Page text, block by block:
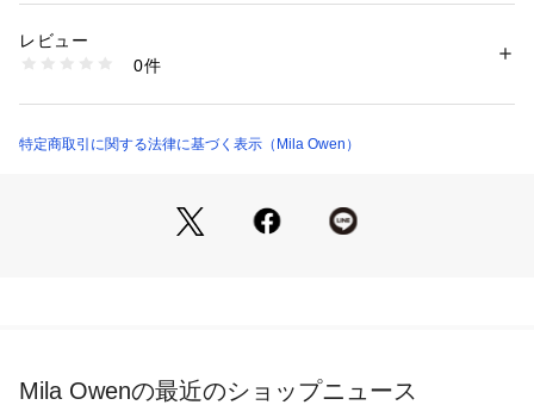
ーのようにチャーム化して持ち歩くことができるのも、トレン
ド感があって◎。他のチャームと重ね付けするのもおすすめで
スマートなアクションでさっと取り出せます。丸いカラビナに
カラーは豊富な4色をご用意。＜MNT＞、＜BEG＞、＜DBRW
ります。
リー
生産国：中国
1620500006659
レビュー
0件
特定商取引に関する法律に基づく表示（Mila Owen）
Mila Owenの最近のショップニュース